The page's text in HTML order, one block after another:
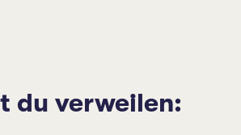
du verweilen: